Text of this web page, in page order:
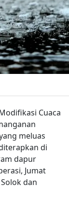
Cuaca
meluas
di
dapur
Jumat
dan